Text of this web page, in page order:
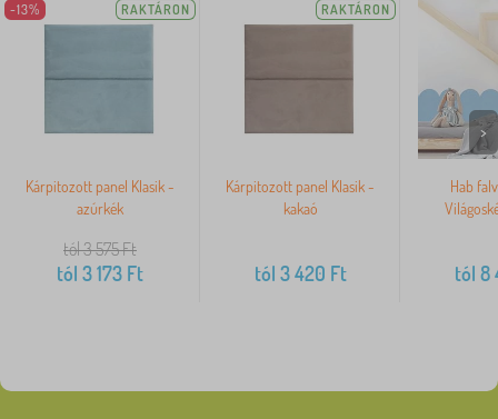
-13% RAKTÁRON
Kárpitozott panel Klasik -
azúrkék
tól 3 575Ft
tól 3 173 Ft
RAKTÁRON
Kárpitozott panel Klasik -
kakaó
tól 3 420 Ft
Hab
tól 8
>